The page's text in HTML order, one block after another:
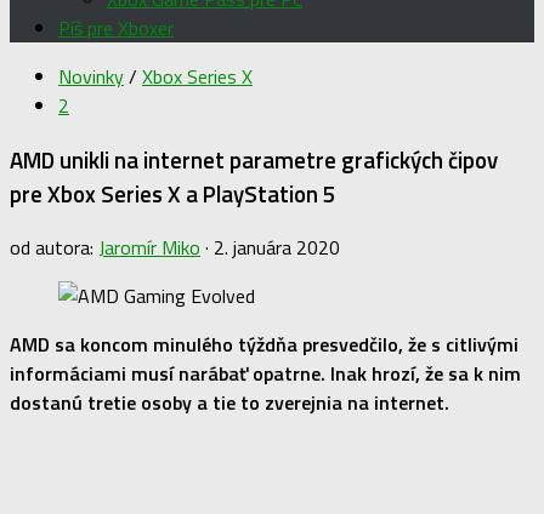
Píš pre Xboxer
Novinky/ Xbox Series X
2
AMD unikli na internet parametre grafických čipov
pre Xbox Series X a PlayStation 5
od autora: Jaromír Miko · 2. januára 2020
AMD sa koncom minulého týždňa presvedčilo, že s citlivými
informáciami musí narábať opatrne. Inak hrozí, že sa k nim
dostanú tretie osoby a tie to zverejnia na internet.